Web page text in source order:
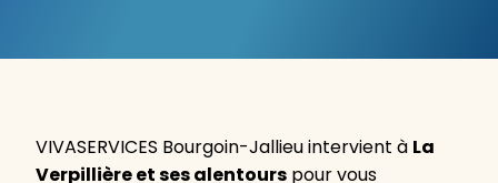
VIVASERVICES Bourgoin-Jallieu intervient à La
Verpillière et ses alentours pour vous